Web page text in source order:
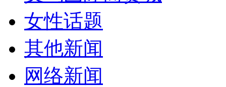
女性话题
其他新闻
网络新闻